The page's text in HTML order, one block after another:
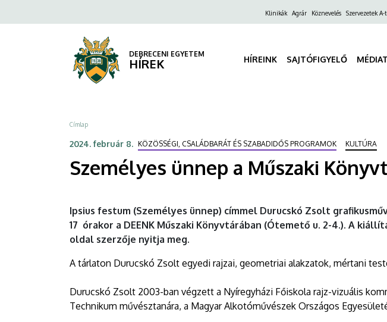
DEBRECENI
EGYETEM
a
FelsőKlinikák Agrár Köznevelés Szervezetek
DEBRECENI EGYETEM
HÍREK HÍREINK SAJTÓFIGYELŐ
Morzsa
Címlap
2024. február 8. KÖZÖSSÉGI, CSALÁDBARÁT ÉS SZABADIDŐS PROGRAMOK KULTÚRA
Személyes ünnep a Műszaki
Ipsius festum (Személyes ünnep) címmel Durucskó Zsolt
17 órakor a DEENK Műszaki Könyvtárában (Ótemető u. 2-4.). A
oldal szerzője nyitja meg.
A tárlaton Durucskó Zsolt egyedi rajzai, geometriai alakzatok, mértani
Durucskó Zsolt 2003-ban végzett a Nyíregyházi Főiskola rajz-vizuális
Technikum művésztanára, a Magyar Alkotóművészek Országos